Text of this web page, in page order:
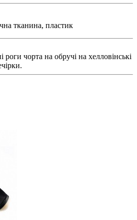
тканина, пластик
роги чорта на обручі на хелловінські